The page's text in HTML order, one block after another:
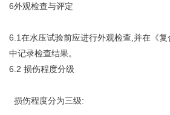
6外观检查与评定
6.1在水压试验前应进行外观检查,并在《
中记录检查结果。
6.2 损伤程度分级
损伤程度分为三级: